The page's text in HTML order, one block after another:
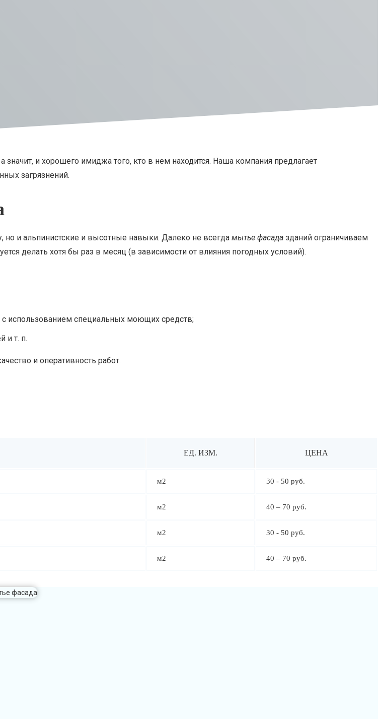
значит, и хорошего имиджа того, кто в нем находится. Наша компания предлагает
загрязнений.
и альпинистские и высотные навыки. Далеко не всегда мытье фасада зданий ограничиваем
делать хотя бы раз в месяц (в зависимости от влияния погодных условий).
с использованием специальных моющих средств;
и т. п.
и оперативность работ.
ЕД. ИЗМ. ЦЕНА
м2 30 - 50 руб.
м2 40 – 70 руб.
м2 30 - 50 руб.
м2 40 – 70 руб.